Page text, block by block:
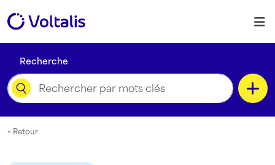
Recherche
< Retour